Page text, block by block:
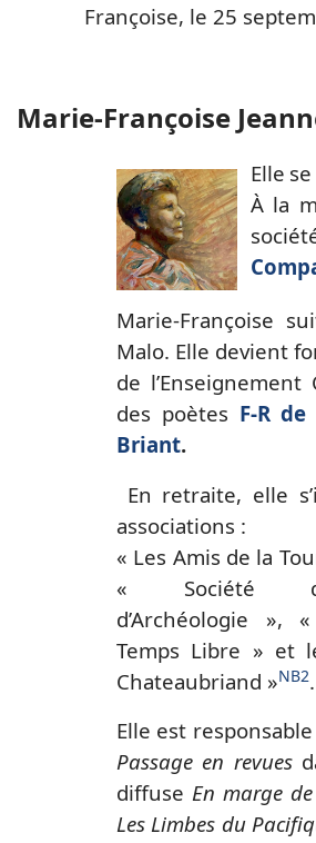
Françoise, le 25
Marie-Françoise
Elle
À la
Marie-Françoise
Malo. Elle devient
de
des poètes F-R
Briant.
En retraite, elle
associations :
« Les Amis de la
« Société
d’Archéologie »,
Temps Libre » et
Chateaubriand »NB2.
Elle est
Passage en revues
diffuse En marge de
Les Limbes du